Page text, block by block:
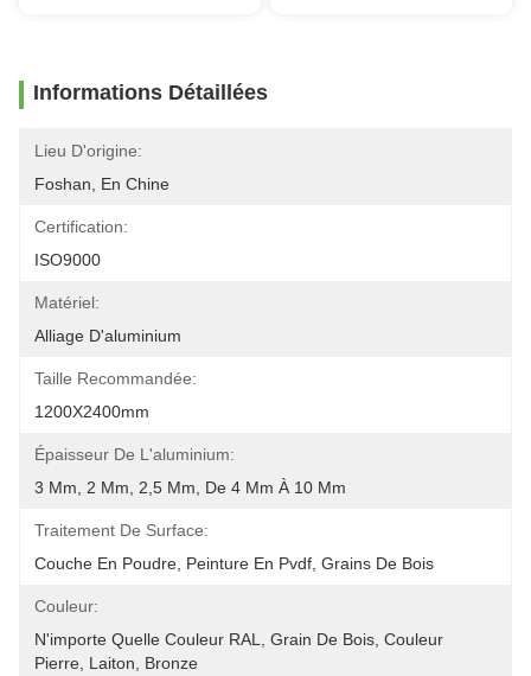
Informations Détaillées
Lieu D'origine:
Foshan, En Chine
Certification:
ISO9000
Matériel:
Alliage D'aluminium
Taille Recommandée:
1200X2400mm
Épaisseur De L'aluminium:
3 Mm, 2 Mm, 2,5 Mm, De 4 Mm À 10 Mm
Traitement De Surface:
Couche En Poudre, Peinture En Pvdf, Grains De Bois
Couleur:
N'importe Quelle Couleur RAL, Grain De Bois, Couleur
Pierre, Laiton, Bronze